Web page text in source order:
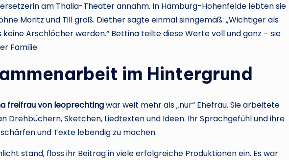
am Thalia-Theater annahm. In Hamburg-Hohenfelde lebten sie
Moritz und Till groß. Diether sagte einmal sinngemäß: „Wichtiger als
keine Arschlöcher werden.“ Bettina teilte diese Werte voll und ganz – sie
Familie.
im Hintergrund
freifrau von leoprechtingwar weit mehr als „nur“ Ehefrau. Sie arbeitete
Drehbüchern, Sketchen, Liedtexten und Ideen. Ihr Sprachgefühl und ihre
und Texte lebendig zu machen.
stand, floss ihr Beitrag in viele erfolgreiche Produktionen ein. Es war